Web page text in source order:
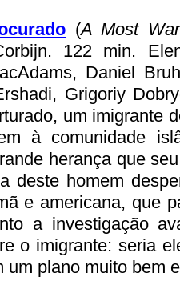
(A Most
122 min.
Daniel
Grigoriy
um imigrante
à comunidade
herança que
deste homem
e americana, que
a investigação
o imigrante: seria
um plano muito bem